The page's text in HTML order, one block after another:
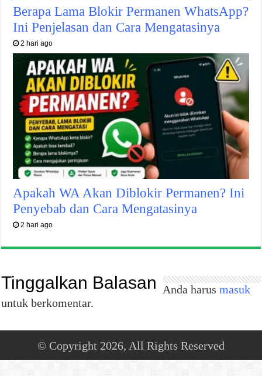
Berapa Lama Blokir Permanen WhatsApp?
Ini Penjelasan dan Cara Mengatasinya
2 hari ago
Apakah WA Akan Diblokir Permanen? Ini
Penyebab dan Cara Mengatasinya
2 hari ago
Tinggalkan Balasan Anda harusmasuk
untuk berkomentar.
© Copyright 2026, All Rights Reserved